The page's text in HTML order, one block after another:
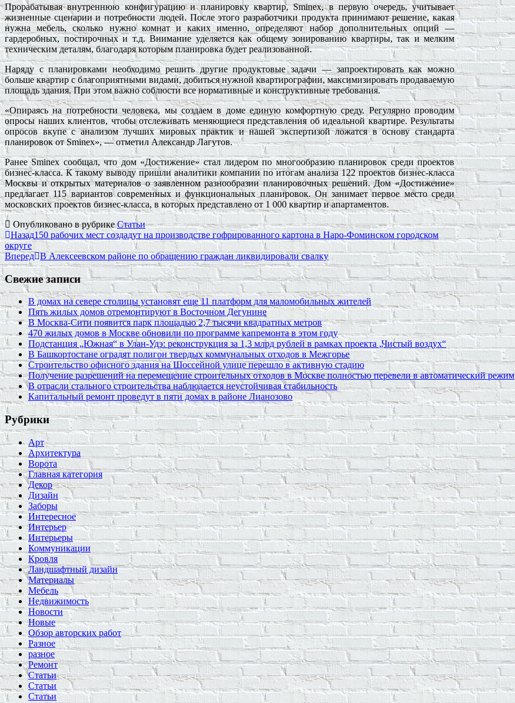
Прорабатывая внутреннюю конфигурацию и планировку квартир,Sminex, в первую очередь, учитывает
жизненные сценарии и потребности людей. После этого разработчики продукта принимают решение, какая
нужна мебель, сколько нужно комнат и каких именно, определяют набор дополнительных опций —
гардеробных, постирочных и т.д. Внимание уделяется как общему зонированию квартиры, так и мелким
техническим деталям, благодаря которым планировка будет реализованной.
Наряду с планировками необходимо решить другие продуктовые задачи — запроектировать как можно
больше квартир с благоприятными видами, добиться нужной квартирографии, максимизировать продаваемую
площадь здания. При этом важно соблюсти все нормативные и конструктивные требования.
«Опираясь на потребности человека, мы создаем в доме единую комфортную среду. Регулярно проводим
опросы наших клиентов, чтобы отслеживать меняющиеся представления об идеальной квартире. Результаты
опросов вкупе с анализом лучших мировых практик и нашей экспертизой ложатся в основу стандарта
планировок отSminex», — отметил Александр Лагутов.
РанееSminex сообщал, что дом «Достижение» стал лидером по многообразию планировок среди проектов
бизнес-класса. К такому выводу пришли аналитики компании по итогам анализа 122 проектов бизнес-класса
Москвы и открытых материалов о заявленном разнообразии планировочных решений. Дом «Достижение»
предлагает 115 вариантов современных и функциональных планировок. Он занимает первое место среди
московских проектов бизнес-класса, в которых представлено от 1 000 квартир и апартаментов.
Опубликовано в рубрикеСтатьи
Назад150 рабочих мест создадут на производстве гофрированного картона в Наро-Фоминском городском
округе
Вперед В Алексеевском районе по обращению граждан ликвидировали свалку
Свежие записи
В домах на севере столицы установят еще 11 платформ для маломобильных жителей
Пять жилых домов отремонтируют в Восточном Дегунине
В Москва-Сити появится парк площадью 2,7 тысячи квадратных метров
470 жилых домов в Москве обновили по программе капремонта в этом году
Подстанция „Южная“ в Улан‑Удэ: реконструкция за 1,3 млрд рублей в рамках проекта „Чистый воздух“
В Башкортостане оградят полигон твердых коммунальных отходов в Межгорье
Строительство офисного здания на Шоссейной улице перешло в активную стадию
Получение разрешений на перемещение строительных отходов в Москве полностью перевели в автоматический режим
В отрасли стального строительства наблюдается неустойчивая стабильность
Капитальный ремонт проведут в пяти домах в районе Лианозово
Рубрики
Арт
Архитектура
Ворота
Главная категория
Декор
Дизайн
Заборы
Интересное
Интерьер
Интерьеры
Коммуникации
Кровля
Ландшафтный дизайн
Материалы
Мебель
Недвижимость
Новости
Новые
Обзор авторских работ
Разное
разное
Ремонт
Статьи
Статьи
Статьи